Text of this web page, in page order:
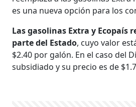
es una nueva opción para los
Las gasolinas Extra y Ecopaís
parte del Estado, cuyo valor
$2.40 por galón. En el caso del
subsidiado y su precio es de